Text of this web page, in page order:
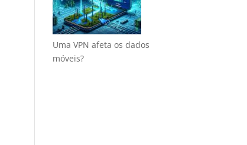
Uma VPN afeta os dados
móveis?